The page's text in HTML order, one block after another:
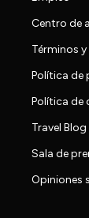
Centro de
Términos
Política de
Política de
Travel Blog
Sala de
Opiniones